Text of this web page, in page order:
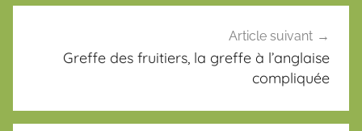
Article suivant
Greffe des fruitiers, la greffe à l’anglaise
compliquée